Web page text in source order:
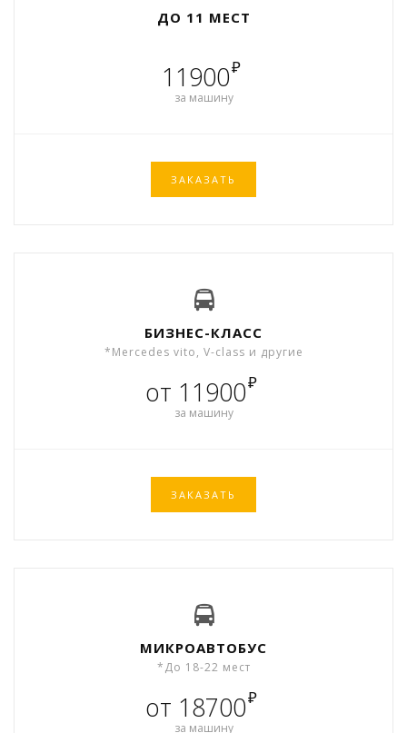
ДО 11 МЕСТ
11900₽
за машину
ЗАКАЗАТЬ
БИЗНЕС-КЛАСС
*Mercedes vito, V-class и другие
от 11900₽
за машину
ЗАКАЗАТЬ
МИКРОАВТОБУС
*До 18-22 мест
от 18700₽
за машину